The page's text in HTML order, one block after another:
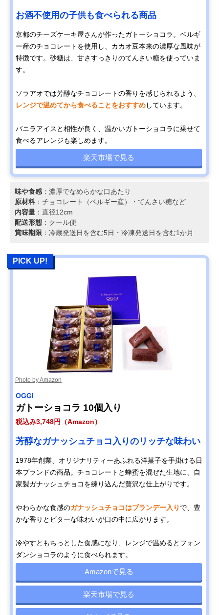
お酒不使用の子供も食べられる商品
京都のチーズケーキ屋さんが作ったガトーショコラ。ベルギ
ー産のチョコレートを使用し、カカオ豆本来の濃厚な風味が
特徴です。砂糖は、甘さすっきりのてんさい糖を使っていま
す。
ソラアオでは芳醇なチョコレートの香りを感じられるよう、
レンジで温めてから食べることをおすすめしています。
バニラアイスと相性が良く、温かいガトーショコラに乗せて
食べるアレンジも楽しめます。
楽天市場で見る
味や食感 ：濃厚でなめらかな口あたり
原材料 ：チョコレート（ベルギー産）・てんさい糖など
内容量 ：直径12cm
配送形態 ：クール便
賞味期限 ：冷蔵発送日を含む5日・冷凍発送日を含む1か月
PICK UP!
Photo by Amazon
OGGI
ガトーショコラ 10個入り
税込み3,748円（Amazon）
芳醇なガナッシュチョコ入りのリッチな味わい
1978年創業、オリジナリティーあふれる洋菓子を手掛ける日
本ブランドの商品。チョコレートと蜂蜜を混ぜた生地に、自
家製ガナッシュチョコを練り込んだ贅沢な仕上がりです。
やわらかな食感のガナッシュチョコはブランデー入り で、豊
かな香りとビターな味わいが口の中に広がります。
冷やすともちっとした食感になり、レンジで温めるとフォン
ダンショコラのように食べられます。
Amazonで見る
楽天市場で見る